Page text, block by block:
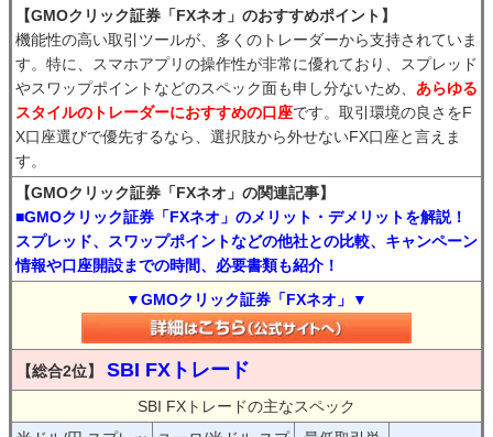
【GMOクリック証券「FXネオ」のおすすめポイント】
機能性の高い取引ツールが、多くのトレーダーから支持されていま
す。特に、スマホアプリの操作性が非常に優れており、スプレッド
やスワップポイントなどのスペック面も申し分ないため、 あらゆる
スタイルのトレーダーにおすすめの口座です。取引環境の良さをF
X口座選びで優先するなら、選択肢から外せないFX口座と言えま
す。
【GMOクリック証券「FXネオ」の関連記事】
■GMOクリック証券「FXネオ」のメリット・デメリットを解説！
スプレッド、スワップポイントなどの他社との比較、キャンペーン
情報や口座開設までの時間、必要書類も紹介！
▼GMOクリック証券「FXネオ」▼
【総合2位】 SBI FXトレード
SBI FXトレードの主なスペック